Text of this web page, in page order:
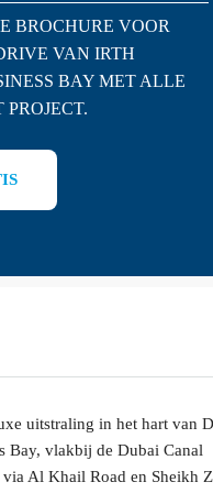
BROCHURE VOOR
VAN IRTH
BAY MET ALLE
uitstraling in het hart van
Bay, vlakbij de Dubai Canal
Al Khail Road en Sheikh